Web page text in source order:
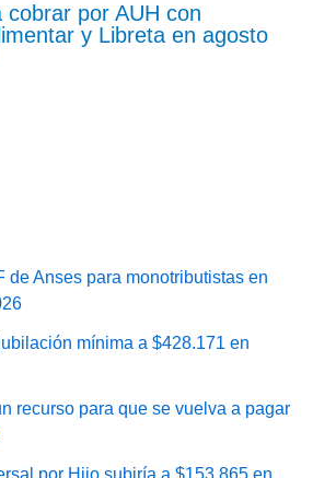
cobrar por AUH con
y Libreta en agosto
de Anses para monotributistas en
mínima a $428.171 en
recurso para que se vuelva a pagar